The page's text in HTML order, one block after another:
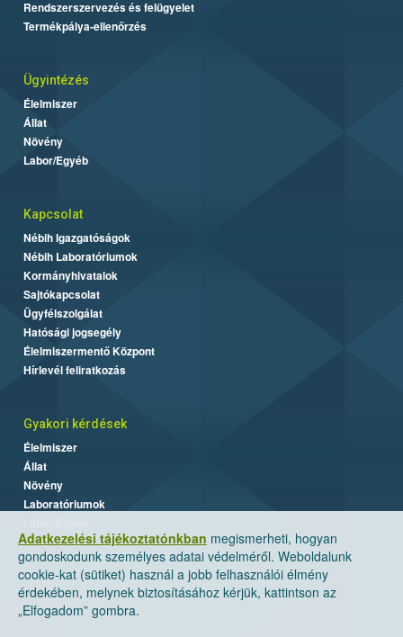
Adatkezelési tájékoztatónkban megismerheti, hogyan
gondoskodunk személyes adatai védelméről. Weboldalunk
cookie-kat (sütiket) használ a jobb felhasználói élmény
érdekében, melynek biztosításához kérjük, kattintson az
„Elfogadom” gombra.
Rendszerszervezés és felügyelet
Termékpálya-ellenőrzés
Ügyintézés
Élelmiszer
Állat
Növény
Labor/Egyéb
Kapcsolat
Nébih Igazgatóságok
Nébih Laboratóriumok
Kormányhivatalok
Sajtókapcsolat
Ügyfélszolgálat
Hatósági jogsegély
Élelmiszermentő Központ
Hírlevél feliratkozás
Gyakori kérdések
Élelmiszer
Állat
Növény
Laboratóriumok